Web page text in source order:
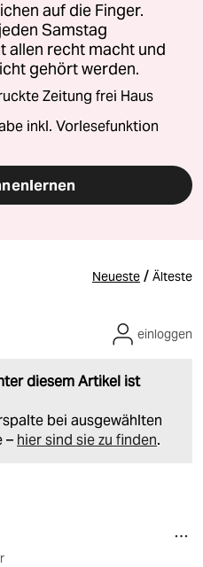
auf die Finger.
Samstag
allen recht macht und
gehört werden.
Zeitung frei Haus
inkl. Vorlesefunktion
Neueste / Älteste
diesem Artikel ist
bei ausgewählten
– hier sind sie zu finden.
einloggen